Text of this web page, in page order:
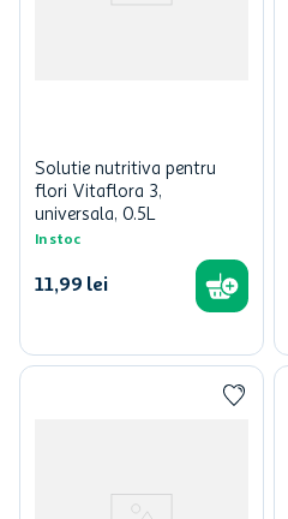
Solutie nutritiva pentru
flori Vitaflora 3,
universala, 0.5L
In stoc
11,99 lei